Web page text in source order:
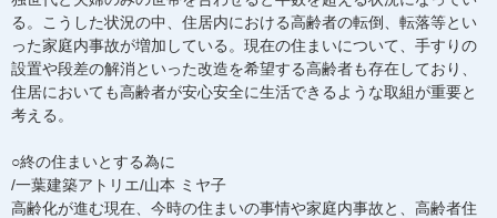
る。こうした状況の中、住居内における高齢者の転倒、転落等とい
った家庭内事故が増加している。現在の住まいについて、手すりの
設置や段差の解消といった改造を希望する高齢者も存在しており、
住居においても高齢者が安心安全に生活できるような取組が重要と
考える。
○終の住まいとする為に
/一葉建築アトリエ/山本 ミヤ子
高齢化が進む現在、今時の住まいの事情や家庭内事故と、高齢者住